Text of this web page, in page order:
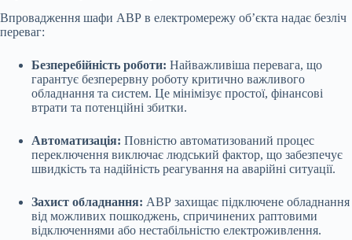
Впровадження шафи АВР в електромережу об’єкта надає безліч
переваг:
Безперебійність роботи: Найважливіша перевага, що
гарантує безперервну роботу критично важливого
обладнання та систем. Це мінімізує простої, фінансові
втрати та потенційні збитки.
Автоматизація: Повністю автоматизований процес
переключення виключає людський фактор, що забезпечує
швидкість та надійність реагування на аварійні ситуації.
Захист обладнання: АВР захищає підключене обладнання
від можливих пошкоджень, спричинених раптовими
відключеннями або нестабільністю електроживлення.